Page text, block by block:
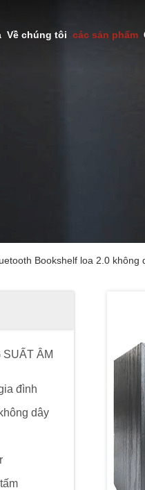
Về chúng tôi các sản phẩm
Bookshelf loa 2.0
ÂM
đình
dây